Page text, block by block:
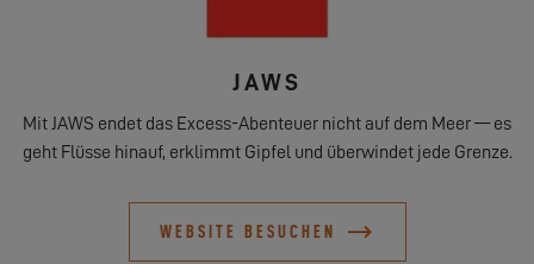
JAWS
Mit JAWS endet das Excess-Abenteuer nicht auf dem Meer — es
geht Flüsse hinauf, erklimmt Gipfel und überwindet jede Grenze.
WEBSITE BESUCHEN